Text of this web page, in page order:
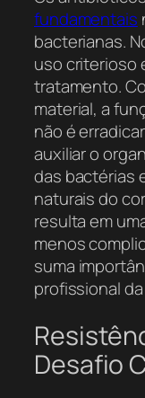
fundamentais
bacterianas.
uso criterioso
tratamento.
material, a
não é
auxiliar o
das bactérias
naturais do
resulta em
menos
suma
profissional
Desafio